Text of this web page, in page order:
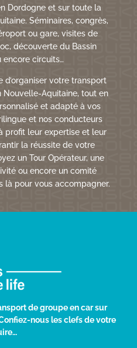
Dordogne et sur toute la
Séminaires, congrès,
ou gare, visites de
découverte du Bassin
encore circuits…
d’organiser votre transport
Nouvelle-Aquitaine, tout en
et adapté à vos
et nos conducteurs
profit leur expertise et leur
la réussite de votre
un Tour Opérateur, une
ou encore un comité
là pour vous accompagner.
de groupe en car sur
nous les clefs de votre